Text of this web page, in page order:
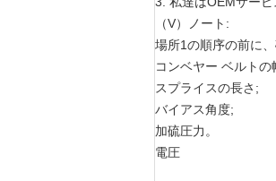
（V）ノート:
場所1の順序の前に
コンベヤー ベルトの
スプライスの長さ;
バイアス角度;
加硫圧力。
電圧